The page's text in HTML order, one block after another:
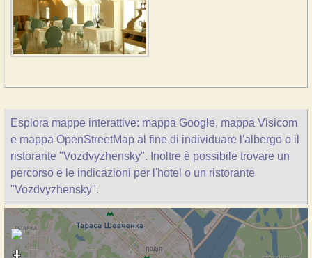
Esplora mappe interattive: mappa Google, mappa Visicom
e mappa OpenStreetMap al fine di individuare l'albergo o il
ristorante "Vozdvyzhensky". Inoltre è possibile trovare un
percorso e le indicazioni per l'hotel o un ristorante
"Vozdvyzhensky".